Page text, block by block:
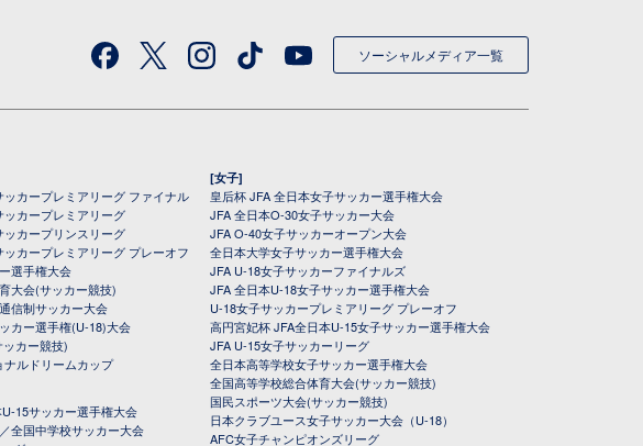
ソーシャルメディア一覧
カープレミアリーグ ファイナル
カープレミアリーグ
カープリンスリーグ
カープレミアリーグ プレーオフ
選手権大会
大会(サッカー競技)
信制サッカー大会
カー選手権(U-18)大会
カー競技)
ルドリームカップ
15サッカー選手権大会
全国中学校サッカー大会
[女子]
皇后杯 JFA 全日本女子サッカー選手権大会
JFA 全日本O-30女子サッカー大会
JFA O-40女子サッカーオープン大会
全日本大学女子サッカー選手権大会
JFA U-18女子サッカーファイナルズ
JFA 全日本U-18女子サッカー選手権大会
U-18女子サッカープレミアリーグ プレーオフ
高円宮妃杯 JFA全日本U-15女子サッカー選手権大会
JFA U-15女子サッカーリーグ
全日本高等学校女子サッカー選手権大会
全国高等学校総合体育大会(サッカー競技)
国民スポーツ大会(サッカー競技)
日本クラブユース女子サッカー大会（U-18）
AFC女子チャンピオンズリーグ